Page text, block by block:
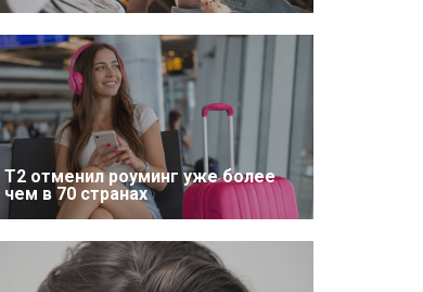
Т2 отменил роуминг уже более
чем в 70 странах